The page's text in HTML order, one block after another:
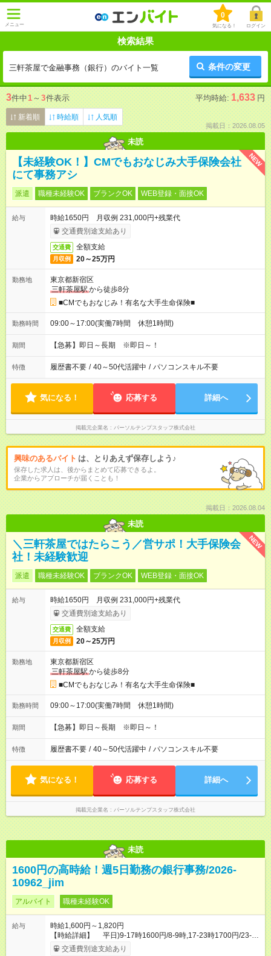
メニュー
0
気になる！ ログイン
検索結果
三軒茶屋で金融事務（銀行）のバイト一覧 条件の変更
3件中1 ～ 3件表示 平均時給: 1,633 円
新着順 時給順 人気順
掲載日：2026.08.05
未読
NEW
【未経験OK！】CMでもおなじみ大手保険会社
にて事務アシ
派遣 職種未経験OK ブランクOK WEB登録・面接OK
給与
時給1650円 月収例 231,000円+残業代
交通費別途支給あり
交通費 全額支給
月収例 20～25万円
勤務地
東京都新宿区
三軒茶屋駅から徒歩8分
■CMでもおなじみ！有名な大手生命保険■
勤務時間 09:00～17:00(実働7時間 休憩1時間)
期間 【急募】即日～長期 ※即日～！
特徴 履歴書不要 / 40～50代活躍中 / パソコンスキル不要
気になる！ 応募する 詳細へ
掲載元企業名 パーソルテンプスタッフ株式会社
興味のあるバイト は、とりあえず保存しよう♪
保存した求人は、後からまとめて応募できるよ。
企業からアプローチが届くことも！
掲載日：2026.08.04
未読
NEW
＼三軒茶屋ではたらこう／営サポ！大手保険会
社！未経験歓迎
派遣 職種未経験OK ブランクOK WEB登録・面接OK
給与
時給1650円 月収例 231,000円+残業代
交通費別途支給あり
交通費 全額支給
月収例 20～25万円
勤務地
東京都新宿区
三軒茶屋駅から徒歩8分
■CMでもおなじみ！有名な大手生命保険■
勤務時間 09:00～17:00(実働7時間 休憩1時間)
期間 【急募】即日～長期 ※即日～！
特徴 履歴書不要 / 40～50代活躍中 / パソコンスキル不要
気になる！ 応募する 詳細へ
掲載元企業名 パーソルテンプスタッフ株式会社
未読
1600円の高時給！週5日勤務の銀行事務/2026-
10962_jim
アルバイト 職種未経験OK
給与
時給1,600円～1,820円
【時給詳細】 平日)9-17時1600円/8-9時,17-23時1700円/23-翌
8時1690円 土日祝)8-23時1820円/23-翌8時1810円 ・年末年始手
交通費別途支給あり